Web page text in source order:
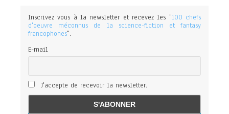
Inscrivez vous à la newsletter et recevez les "100 chefs
d'oeuvre méconnus de la science-fiction et fantasy
francophones".
E-mail
J'accepte de recevoir la newsletter.